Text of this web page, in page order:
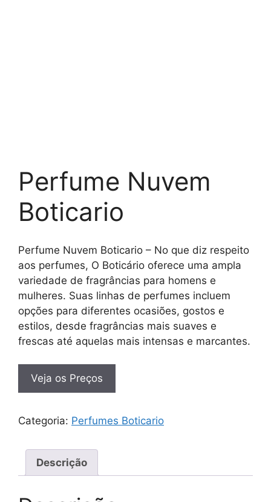
Perfume Nuvem
Boticario
Perfume Nuvem Boticario – No que diz respeito
aos perfumes, O Boticário oferece uma ampla
variedade de fragrâncias para homens e
mulheres. Suas linhas de perfumes incluem
opções para diferentes ocasiões, gostos e
estilos, desde fragrâncias mais suaves e
frescas até aquelas mais intensas e marcantes.
Veja os Preços
Categoria: Perfumes Boticario
Descrição